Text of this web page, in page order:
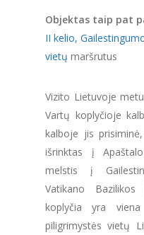
Objektas taip pat
II kelio,
vietų maršrutus
Vizito Lietuvoje
Vartų koplyčioje
kalboje jis
išrinktas į
melstis į
Vatikano
koplyčia yra
piligrimystės vietų